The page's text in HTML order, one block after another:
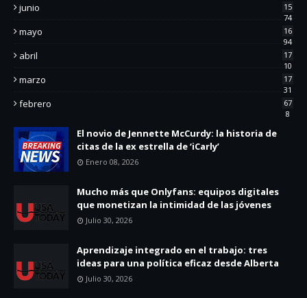
junio
15
74
mayo
16
94
abril
17
10
marzo
17
31
febrero
67
8
El novio de Jennette McCurdy: la historia de
citas de la ex estrella de ‘iCarly’
Enero 08, 2026
Mucho más que Onlyfans: equipos digitales
que monetizan la intimidad de las jóvenes
Julio 30, 2026
Aprendizaje integrado en el trabajo: tres
ideas para una política eficaz desde Alberta
Julio 30, 2026